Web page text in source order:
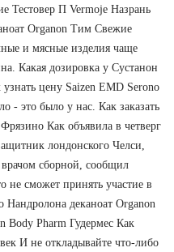
Тестовер П Vermoje Назрань
Organon Тим Свежие
и мясные изделия чаще
Какая дозировка у Сустанон
цену Saizen EMD Serono
- это было у нас. Как заказать
Как объявила в четверг
лондонского Челси,
врачом сборной, сообщил
не сможет принять участие в
Нандролона деканоат Organon
Body Pharm Гудермес Как
И не откладывайте что-либо